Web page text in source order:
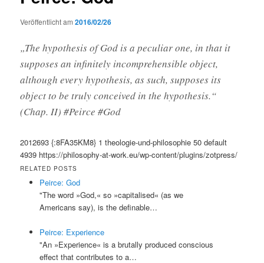
Veröffentlicht am2016/02/26
„The hypothesis of God is a peculiar one, in that it
supposes an infinitely incomprehensible object,
although every hypothesis, as such, supposes its
object to be truly conceived in the hypothesis.“
(Chap. II) #Peirce #God
2012693 {:8FA35KM8} 1 theologie-und-philosophie 50 default
4939 https://philosophy-at-work.eu/wp-content/plugins/zotpress/
RELATED POSTS
Peirce: God
"The word »God,« so »capitalised« (as we
Americans say), is the definable…
Peirce: Experience
"An »Experience« is a brutally produced conscious
effect that contributes to a…